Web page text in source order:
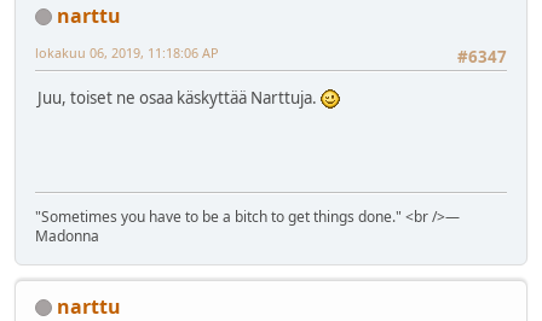
narttu
#6347
lokakuu 06, 2019, 11:18:06 AP
Juu, toiset ne osaa käskyttää Narttuja.
"Sometimes you have to be a bitch to get things done." <br />―
Madonna
narttu